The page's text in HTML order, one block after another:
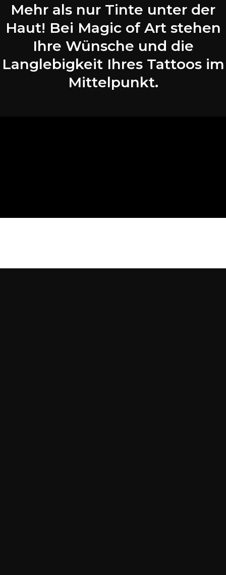
Mehr als nur Tinte unter der
Haut! Bei Magic of Art stehen
Ihre Wünsche und die
Langlebigkeit Ihres Tattoos im
Mittelpunkt.